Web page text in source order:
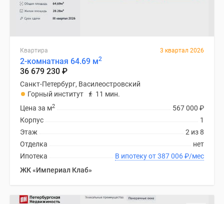
Квартира 3 квартал 2026
2-комнатная 64.69 м2
36 679 230 ₽
Санкт-Петербург, Василеостровский
Горный институт
11 мин.
567 000 ₽
Цена за м2
1
Корпус
2 из 8
Этаж
нет
Отделка
В ипотеку от 387 006₽/мес
Ипотека
ЖК «Империал Клаб»